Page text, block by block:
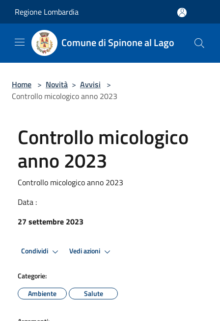
Regione Lombardia
Comune di Spinone al Lago
Home > Novità > Avvisi >
Controllo micologico anno 2023
Controllo micologico
anno 2023
Controllo micologico anno 2023
Data :
27 settembre 2023
Condividi Vedi azioni
Categorie:
Ambiente
Salute